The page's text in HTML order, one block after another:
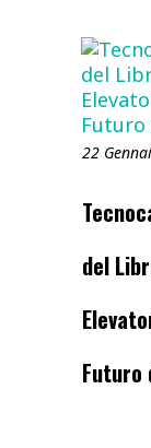
22
del
Futuro